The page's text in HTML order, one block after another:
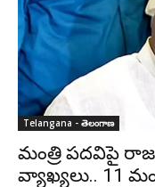
Telangana - తెలంగాణ
మంత్రి పదవిపై
వ్యాఖ్యలు.. 11